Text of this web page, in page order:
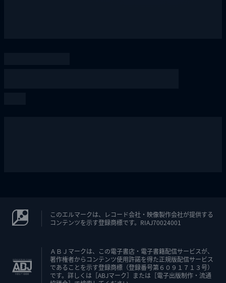
このエルマークは、レコード会社・映像製作会社が提供する
コンテンツを示す登録商標です。RIAJ70024001
ＡＢＪマークは、この電子書店・電子書籍配信サービスが、
著作権者からコンテンツ使用許諾を得た正規版配信サービス
であることを示す登録商標（登録番号第６０９１７１３号）
です。詳しくは［ABJマーク］または［電子出版制作・流通